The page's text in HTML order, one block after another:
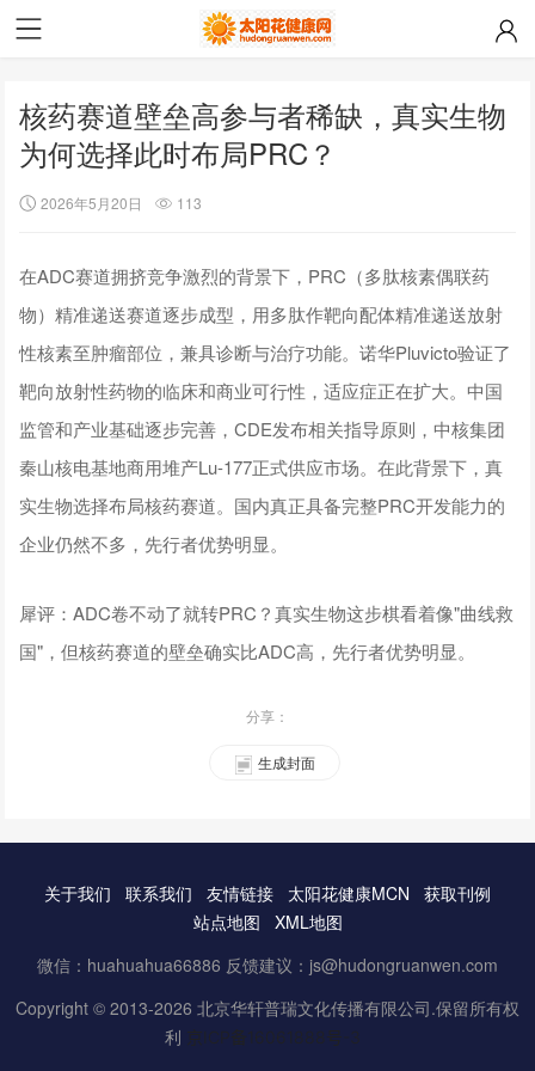
核药赛道壁垒高参与者稀缺，真实生物
为何选择此时布局PRC？
2026年5月20日 113
在ADC赛道拥挤竞争激烈的背景下，PRC（多肽核素偶联药
物）精准递送赛道逐步成型，用多肽作靶向配体精准递送放射
性核素至肿瘤部位，兼具诊断与治疗功能。诺华Pluvicto验证了
靶向放射性药物的临床和商业可行性，适应症正在扩大。中国
监管和产业基础逐步完善，CDE发布相关指导原则，中核集团
秦山核电基地商用堆产Lu-177正式供应市场。在此背景下，真
实生物选择布局核药赛道。国内真正具备完整PRC开发能力的
企业仍然不多，先行者优势明显。
犀评：ADC卷不动了就转PRC？真实生物这步棋看着像"曲线救
国"，但核药赛道的壁垒确实比ADC高，先行者优势明显。
分享：
生成封面
关于我们 联系我们 友情链接 太阳花健康MCN
获取刊例
站点地图
XML地图
微信：huahuahua66886 反馈建议：js@hudongruanwen.com
Copyright © 2013-2026 北京华轩普瑞文化传播有限公司.保留所有权
利 京ICP备16061888号-3